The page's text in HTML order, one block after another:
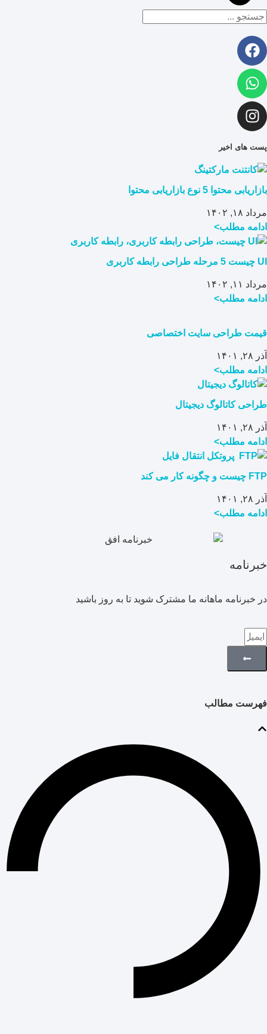
پست های اخیر
بازاریابی محتوا 5 نوع بازاریابی محتوا
مرداد ۱۸, ۱۴۰۲
ادامه مطلب>
UI چیست 5 مرحله طراحی رابطه کاربری
مرداد ۱۱, ۱۴۰۲
ادامه مطلب>
قیمت طراحی سایت اختصاصی
آذر ۲۸, ۱۴۰۱
ادامه مطلب>
طراحی کاتالوگ دیجیتال
آذر ۲۸, ۱۴۰۱
ادامه مطلب>
FTP چیست و چگونه کار می کند
آذر ۲۸, ۱۴۰۱
ادامه مطلب>
خبرنامه
در خبرنامه ماهانه ما مشترک شوید تا به روز باشید
فهرست مطالب